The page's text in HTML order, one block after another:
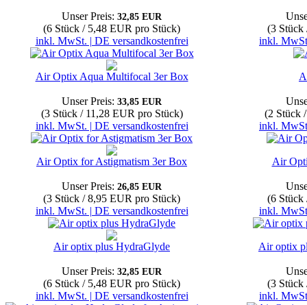
Unser Preis: 32,85 EUR
(6 Stück / 5,48 EUR pro Stück)
inkl. MwSt. | DE versandkostenfrei
(3 Stück
inkl.
Air Optix Aqua Multifocal 3er Box
Unser Preis: 33,85 EUR
(3 Stück / 11,28 EUR pro Stück)
inkl. MwSt. | DE versandkostenfrei
(2 Stück
inkl.
Air Optix for Astigmatism 3er Box
Unser Preis: 26,85 EUR
(3 Stück / 8,95 EUR pro Stück)
inkl. MwSt. | DE versandkostenfrei
Air
(6 Stück
inkl.
Air optix plus HydraGlyde
Unser Preis: 32,85 EUR
(6 Stück / 5,48 EUR pro Stück)
inkl. MwSt. | DE versandkostenfrei
Air optix
(3 Stück
inkl.